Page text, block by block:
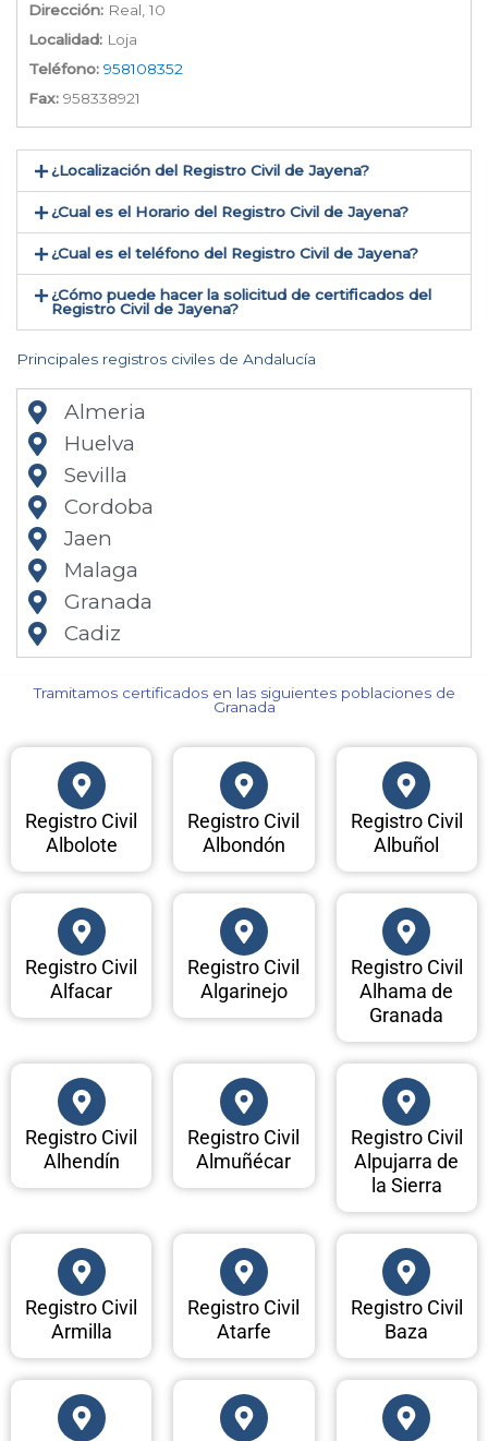
Dirección: Real, 10
Localidad: Loja
Teléfono: 958108352
Fax: 958338921
¿Localización del Registro Civil de Jayena​?
¿Cual es el Horario del Registro Civil de Jayena?
¿Cual es el teléfono del Registro Civil de Jayena​?
¿Cómo puede hacer la solicitud de certificados del
Registro Civil de Jayena​?
Principales registros civiles de Andalucía
Almeria
Huelva
Sevilla
Cordoba
Jaen
Malaga
Granada
Cadiz
Tramitamos certificados en las siguientes poblaciones de
Granada​
Registro Civil
Albolote
Registro Civil
Albondón
Registro Civil
Albuñol
Registro Civil
Alfacar
Registro Civil
Algarinejo
Registro Civil
Alhama de
Granada
Registro Civil
Alhendín
Registro Civil
Almuñécar
Registro Civil
Alpujarra de
la Sierra
Registro Civil
Armilla
Registro Civil
Atarfe
Registro Civil
Baza